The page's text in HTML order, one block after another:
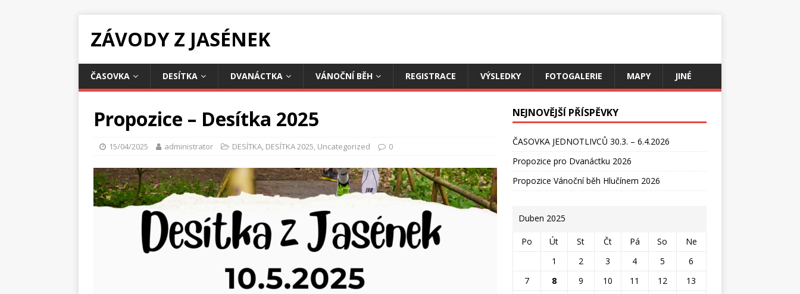
ZÁVODY Z JASÉNEK
ČASOVKA DESÍTKA DVANÁCTKA VÁNOČNÍ BĚH REGISTRACE VÝSLEDKY FOTOGALERIE MAPY JINÉ
Propozice – Desítka 2025
15/04/2025 administrator DESÍTKA, DESÍTKA 2025, Uncategorized 0
NEJNOVĚJŠÍ PŘÍSPĚVKY
ČASOVKA JEDNOTLIVCŮ 30.3. – 6.4.2026
Propozice pro Dvanáctku 2026
Propozice Vánoční běh Hlučínem 2026
Duben 2025
Po Út St Čt Pá So
Ne
1
2 3 4 5
6
7
8 9 10 11 12
13